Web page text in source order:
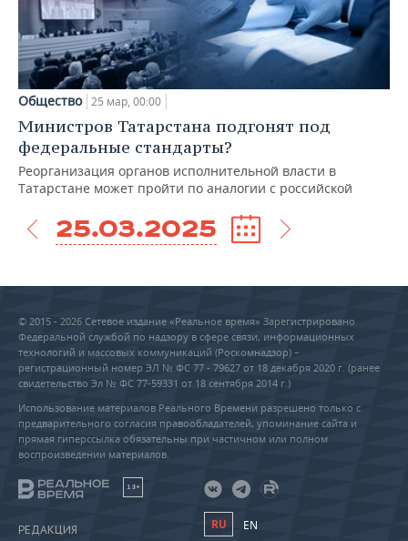
Общество 25 мар, 00:00
Министров Татарстана подгонят под
федеральные стандарты?
Реорганизация органов исполнительной власти в
Татарстане может пройти по аналогии с российской
25.03.2025
© 2015 - 2026 Сетевое издание «Реальное время» Зарегистрировано
Федеральной службой по надзору в сфере связи, информационных
технологий и массовых коммуникаций (Роскомнадзор) –
регистрационный номер ЭЛ № ФС 77 - 79627 от 18 декабря 2020 г. (ранее
свидетельство Эл № ФС 77-59331 от 18 сентября 2014 г.)
Использование материалов Реального Времени разрешено только с
предварительного согласия правообладателей, упоминание сайта и
прямая гиперссылка обязательны при частичном или полном
воспроизведении материалов.
18+
РЕДАКЦИЯ RU EN